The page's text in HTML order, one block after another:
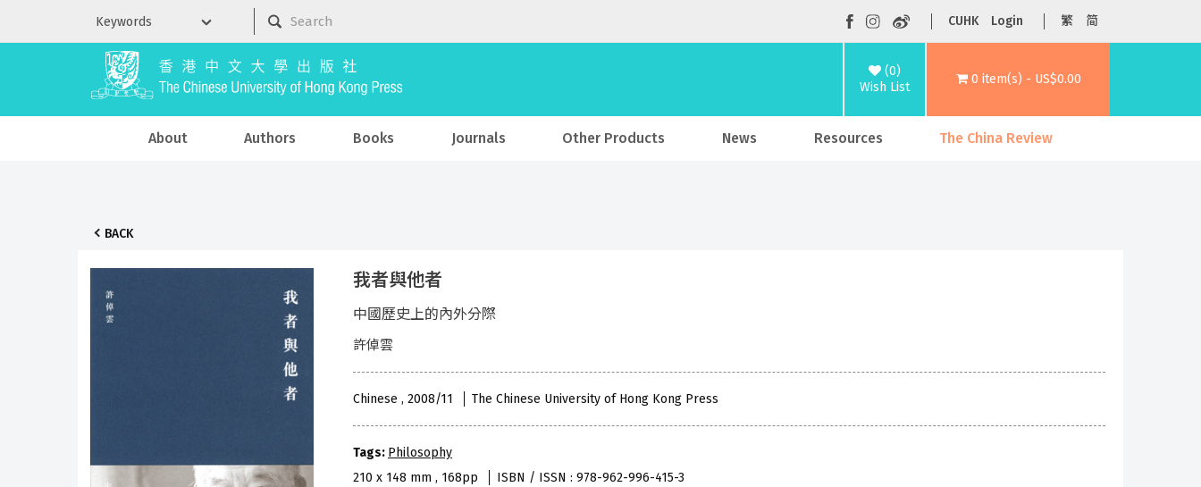
CUHK Login 繁 简
(0)
Wish List
0 item(s) - US$0.00
About Authors Books Journals Other Products News Resources The China Review
BACK
我者與他者
中國歷史上的內外分際
許倬雲
Chinese , 2008/11 The Chinese University of Hong Kong Press
Tags: Philosophy
210 x 148 mm , 168pp
ISBN / ISSN : 978-962-996-415-3